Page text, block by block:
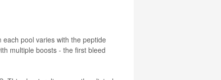
pool varies with the peptide
multiple boosts - the first bleed